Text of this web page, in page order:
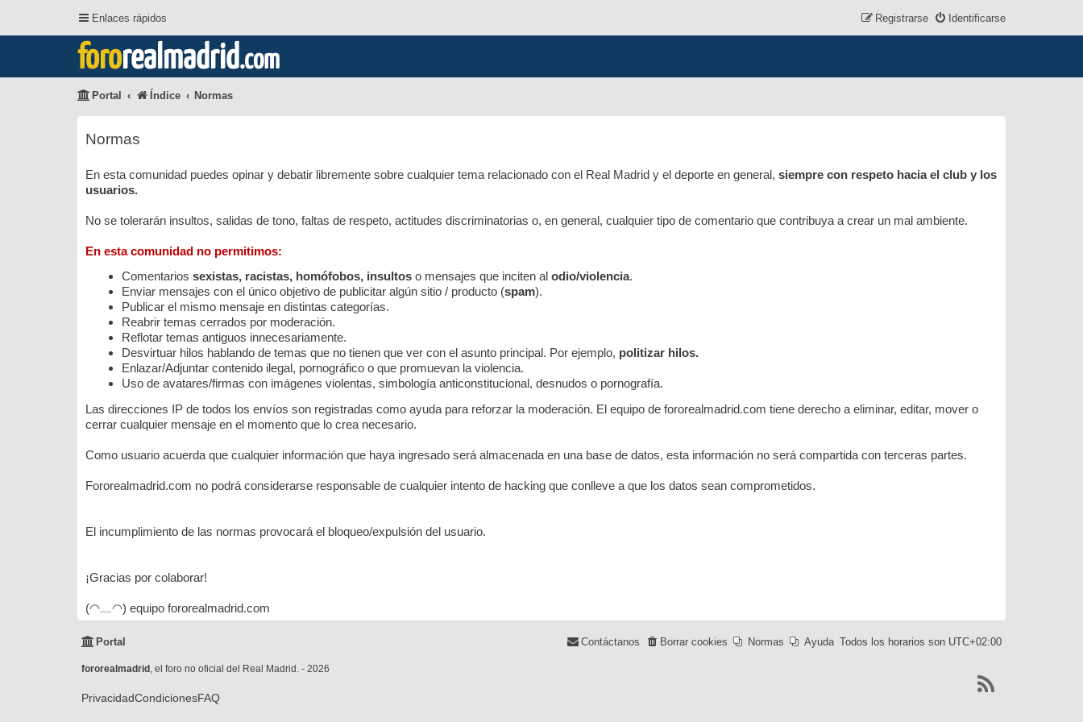
Enlaces rápidos Identificarse
Registrarse
fororealmadrid.com
Portal Índice Normas
Normas
En esta comunidad puedes opinar y debatir libremente sobre cualquier tema relacionado con el Real Madrid y el deporte en general, siempre con respeto hacia el club y los
usuarios.
No se tolerarán insultos, salidas de tono, faltas de respeto, actitudes discriminatorias o, en general, cualquier tipo de comentario que contribuya a crear un mal ambiente.
En esta comunidad no permitimos:
Comentarios sexistas, racistas, homófobos, insultos o mensajes que inciten al odio/violencia.
Enviar mensajes con el único objetivo de publicitar algún sitio / producto (spam).
Publicar el mismo mensaje en distintas categorías.
Reabrir temas cerrados por moderación.
Reflotar temas antiguos innecesariamente.
Desvirtuar hilos hablando de temas que no tienen que ver con el asunto principal. Por ejemplo, politizar hilos.
Enlazar/Adjuntar contenido ilegal, pornográfico o que promuevan la violencia.
Uso de avatares/firmas con imágenes violentas, simbología anticonstitucional, desnudos o pornografía.
Las direcciones IP de todos los envíos son registradas como ayuda para reforzar la moderación. El equipo de fororealmadrid.com tiene derecho a eliminar, editar, mover o
cerrar cualquier mensaje en el momento que lo crea necesario.
Como usuario acuerda que cualquier información que haya ingresado será almacenada en una base de datos, esta información no será compartida con terceras partes.
Fororealmadrid.com no podrá considerarse responsable de cualquier intento de hacking que conlleve a que los datos sean comprometidos.
El incumplimiento de las normas provocará el bloqueo/expulsión del usuario.
¡Gracias por colaborar!
(◠﹏◠) equipo fororealmadrid.com
Portal Todos los horarios son UTC+02:00
Ayuda
Normas
Borrar cookies
Contáctanos
fororealmadrid , el foro no oficial del Real Madrid. - 2026
PrivacidadCondicionesFAQ